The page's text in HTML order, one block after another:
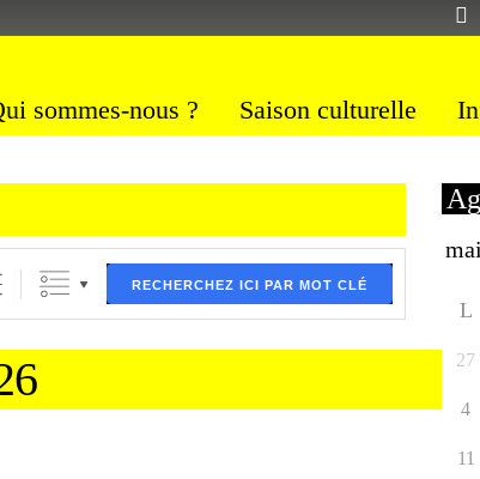
sommes-nous ? Saison culturelle
dessous) puis validez
RECHERCHEZ ICI PAR MOT CLÉ
L
27
4
11